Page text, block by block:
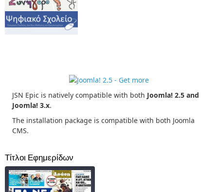
JSN Epic is natively compatible with both Joomla! 2.5 and
Joomla! 3.x.
The installation package is compatible with both Joomla
CMS.
Τίτλοι Εφημερίδων